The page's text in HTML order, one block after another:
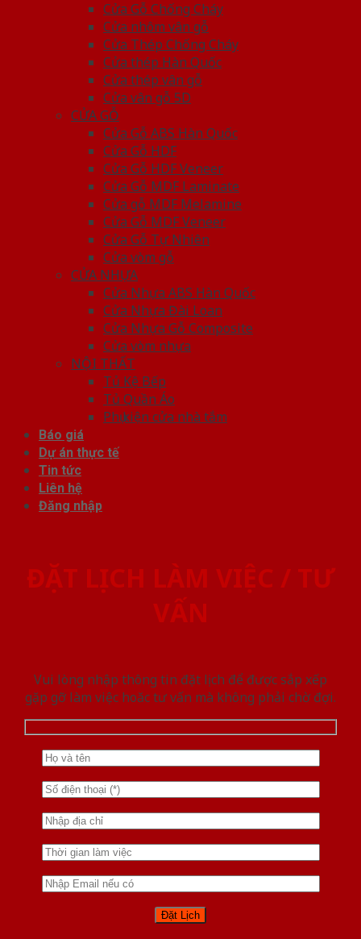
Cửa Gỗ Chống Cháy
Cửa nhôm vân gỗ
Cửa Thép Chống Cháy
Cửa thép Hàn Quốc
Cửa thép vân gỗ
Cửa vân gỗ 5D
CỬA GỖ
Cửa Gỗ ABS Hàn Quốc
Cửa Gỗ HDF
Cửa Gỗ HDF Veneer
Cửa Gỗ MDF Laminate
Cửa gỗ MDF Melamine
Cửa Gỗ MDF Veneer
Cửa Gỗ Tự Nhiên
Cửa vòm gỗ
CỬA NHỰA
Cửa Nhựa ABS Hàn Quốc
Cửa Nhựa Đài Loan
Cửa Nhựa Gỗ Composite
Cửa vòm nhựa
NỘI THẤT
Tủ Kệ Bếp
Tủ Quần Áo
Phụ kiện cửa nhà tắm
Báo giá
Dự án thực tế
Tin tức
Liên hệ
Đăng nhập
ĐẶT LỊCH LÀM VIỆC / TƯ
VẤN
Vui lòng nhập thông tin đặt lịch để được sắp xếp
gặp gỡ làm việc hoăc tư vấn mà không phải chờ đợi.